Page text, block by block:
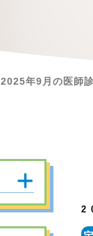
2025年9月の医師